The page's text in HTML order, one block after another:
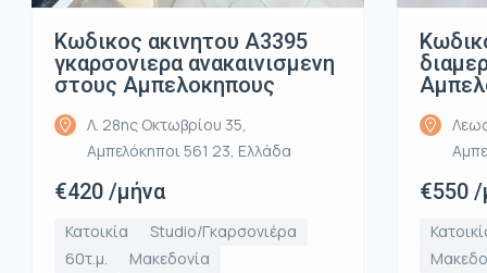
Κωδικος ακινητου Α3395
γκαρσονιερα ανακαινισμενη
στους Αμπελοκηπους
Λ. 28ης Οκτωβρίου 35,
Αμπελόκηποι 561 23, Ελλάδα
€420 /μήνα
Κατοικία
Studio/Γκαρσονιέρα
60τ.μ.
Μακεδονία
€550